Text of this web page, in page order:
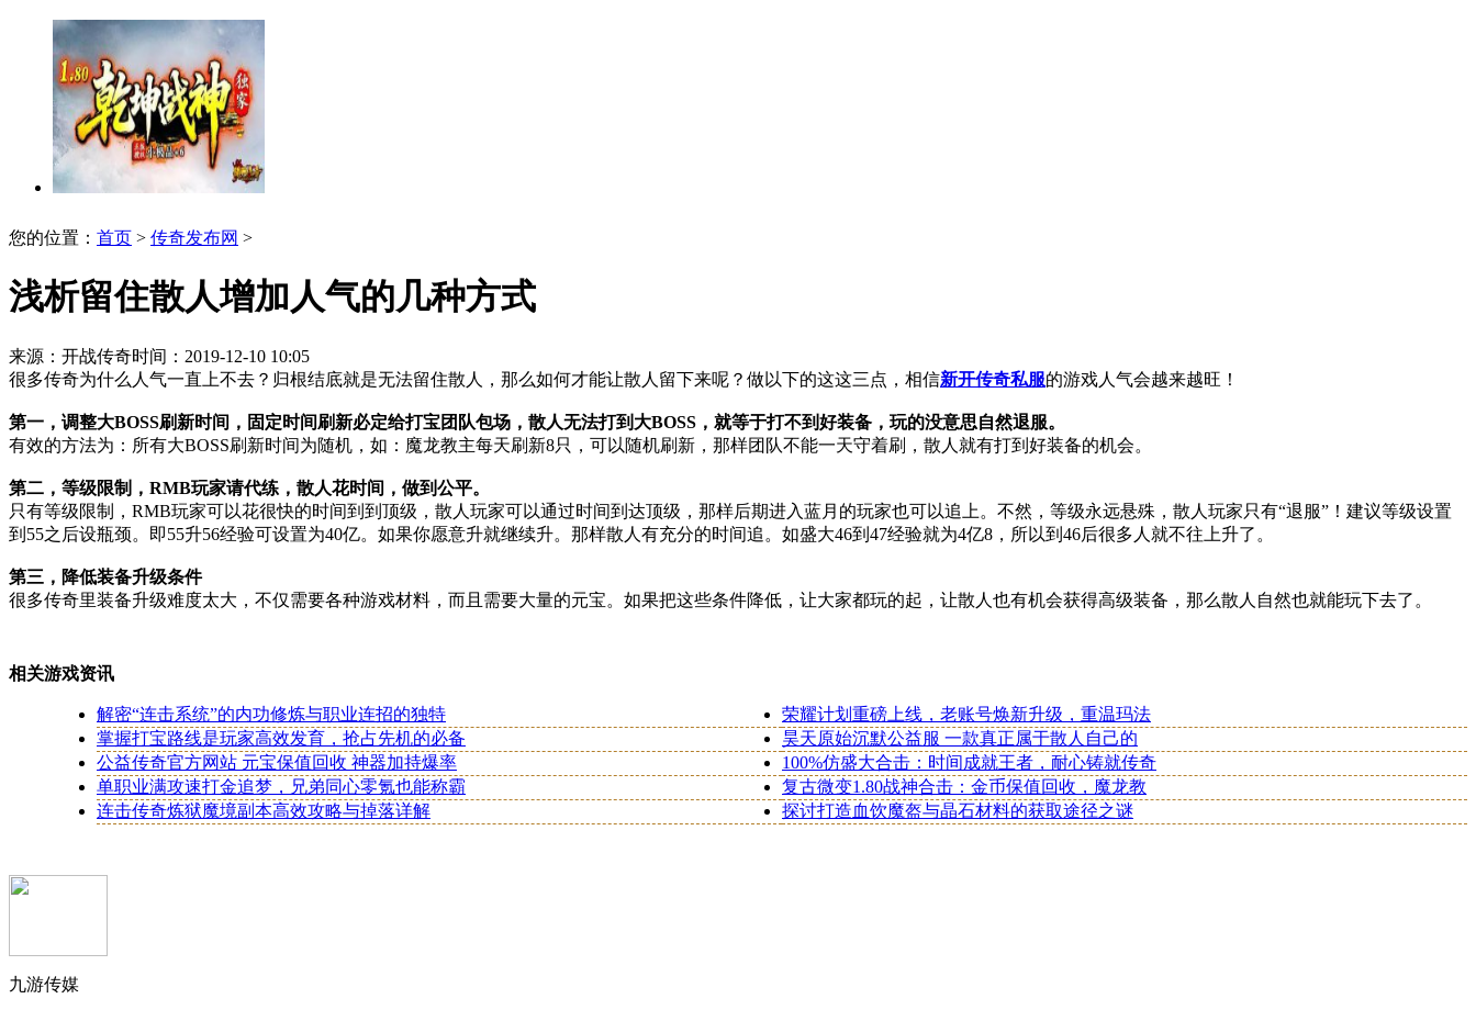
您的位置： 首页 > 传奇发布网 >
浅析留住散人增加人气的几种方式
来源：开战传奇时间：2019-12-10 10:05
很多传奇为什么人气一直上不去？归根结底就是无法留住散人，那么如何才能让散人留下来呢？做以下的这这三点，相信新开传奇私服的游戏人气会越来越旺！
第一，调整大BOSS刷新时间，固定时间刷新必定给打宝团队包场，散人无法打到大BOSS，就等于打不到好装备，玩的没意思自然退服。
有效的方法为：所有大BOSS刷新时间为随机，如：魔龙教主每天刷新8只，可以随机刷新，那样团队不能一天守着刷，散人就有打到好装备的机会。
第二，等级限制，RMB玩家请代练，散人花时间，做到公平。
只有等级限制，RMB玩家可以花很快的时间到到顶级，散人玩家可以通过时间到达顶级，那样后期进入蓝月的玩家也可以追上。不然，等级永远悬殊，散人玩家只有“退服”！建议等级设置
到55之后设瓶颈。即55升56经验可设置为40亿。如果你愿意升就继续升。那样散人有充分的时间追。如盛大46到47经验就为4亿8，所以到46后很多人就不往上升了。
第三，降低装备升级条件
很多传奇里装备升级难度太大，不仅需要各种游戏材料，而且需要大量的元宝。如果把这些条件降低，让大家都玩的起，让散人也有机会获得高级装备，那么散人自然也就能玩下去了。
相关游戏资讯
解密“连击系统”的内功修炼与职业连招的独特
荣耀计划重磅上线，老账号焕新升级，重温玛法
掌握打宝路线是玩家高效发育，抢占先机的必备
昊天原始沉默公益服 一款真正属于散人自己的
公益传奇官方网站 元宝保值回收 神器加持爆率
100%仿盛大合击：时间成就王者，耐心铸就传奇
单职业满攻速打金追梦，兄弟同心零氪也能称霸
复古微变1.80战神合击：金币保值回收，魔龙教
连击传奇炼狱魔境副本高效攻略与掉落详解
探讨打造血饮魔盔与晶石材料的获取途径之谜
九游传媒